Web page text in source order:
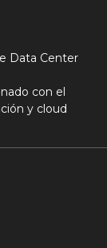
Data Center
con el
y cloud